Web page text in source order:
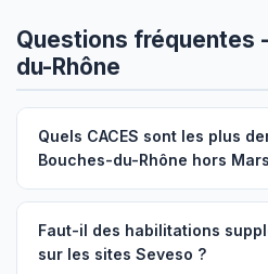
Questions fréquentes
du-Rhône
Quels CACES sont les plus
Bouches-du-Rhône hors
Faut-il des habilitations
sur les sites Seveso ?